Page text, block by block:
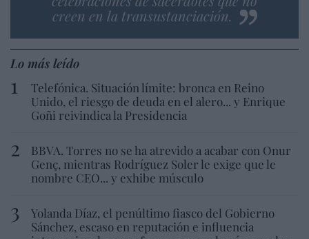
creen en la transustanciación.
Lo más leído
Telefónica. Situación límite: bronca en Reino
Unido, el riesgo de deuda en el alero... y Enrique
Goñi reivindica la Presidencia
BBVA. Torres no se ha atrevido a acabar con Onur
Genç, mientras Rodríguez Soler le exige que le
nombre CEO... y exhibe músculo
Yolanda Díaz, el penúltimo fiasco del Gobierno
Sánchez, escaso en reputación e influencia